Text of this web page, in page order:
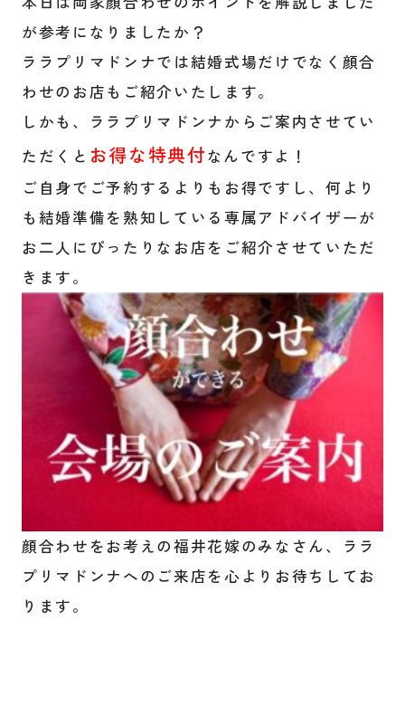
が参考になりましたか？
ララプリマドンナでは結婚式場だけでなく顔合
わせのお店もご紹介いたします。
しかも、ララプリマドンナからご案内させてい
ただくと お得な特典付なんですよ！
ご自身でご予約するよりもお得ですし、何より
も結婚準備を熟知している専属アドバイザーが
お二人にぴったりなお店をご紹介させていただ
きます。
顔合わせをお考えの福井花嫁のみなさん、ララ
プリマドンナへのご来店を心よりお待ちしてお
ります。